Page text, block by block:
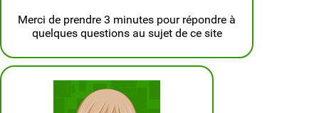
Merci de prendre 3 minutes pour répondre à
quelques questions au sujet de ce site